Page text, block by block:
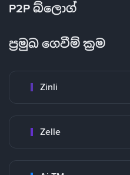
P2P බ්ලොග්
ප්‍රමුඛ ගෙවීම් ක්‍රම
Zinli
Zelle